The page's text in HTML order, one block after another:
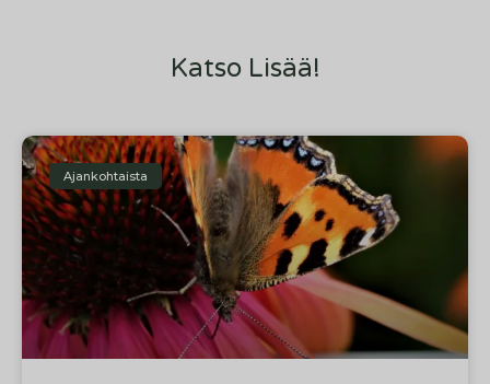
Katso Lisää!
Ajankohtaista